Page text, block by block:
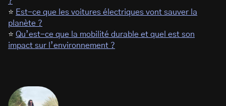
⭐ Est-ce que les voitures électriques vont sauver la
planète ?
⭐ Qu’est-ce que la mobilité durable et quel est son
impact sur l’environnement ?